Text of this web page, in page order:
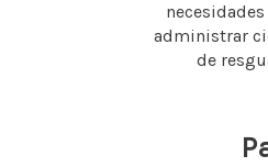
administrar
de